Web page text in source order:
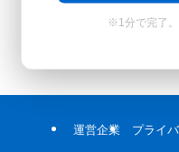
※1分で完了。
運営企業 プライ